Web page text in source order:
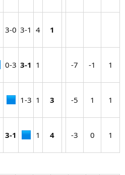
3-0​ 3-1​ 4​ 1
0-3​ 3-1 1​ -7​ -1​ 1​
1-3​ 1​ 3 -5​ 1​ 1​
3-1 1​ 4 -3​ 0​ 1​